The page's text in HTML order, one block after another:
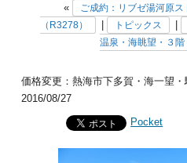
«
ご成約：リブゼ湯河原
（R3278）
トピックス
温泉・海眺望・３階
価格変更：熱海市下多賀・海一望・
2016/08/27
Pocket